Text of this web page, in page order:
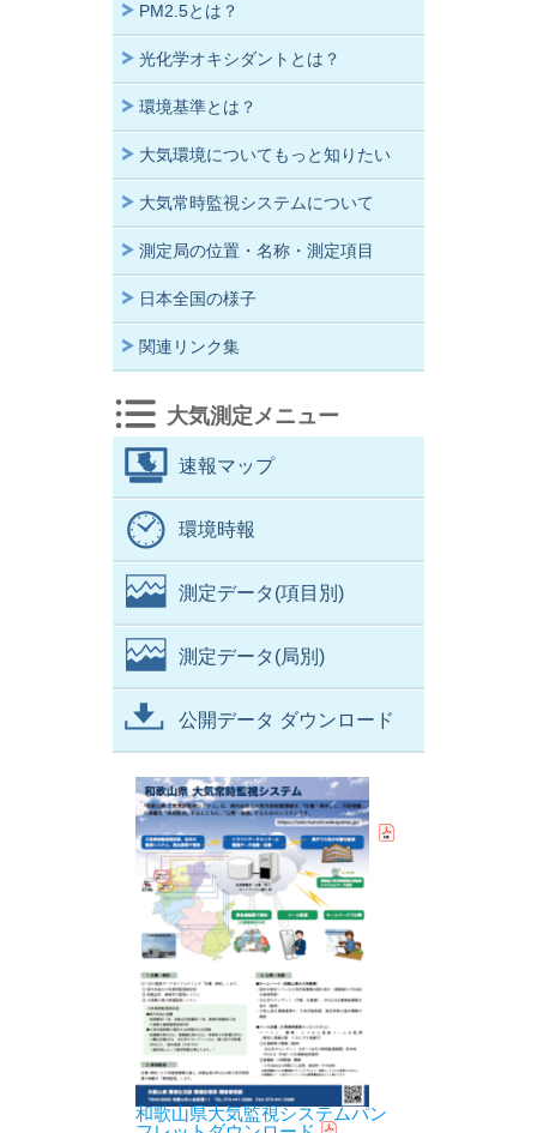
PM2.5とは？
光化学オキシダントとは？
環境基準とは？
大気環境についてもっと知りたい
大気常時監視システムについて
測定局の位置・名称・測定項目
日本全国の様子
関連リンク集
大気測定メニュー
速報マップ
環境時報
測定データ(項目別)
測定データ(局別)
公開データ ダウンロード
和歌山県大気監視システムパン